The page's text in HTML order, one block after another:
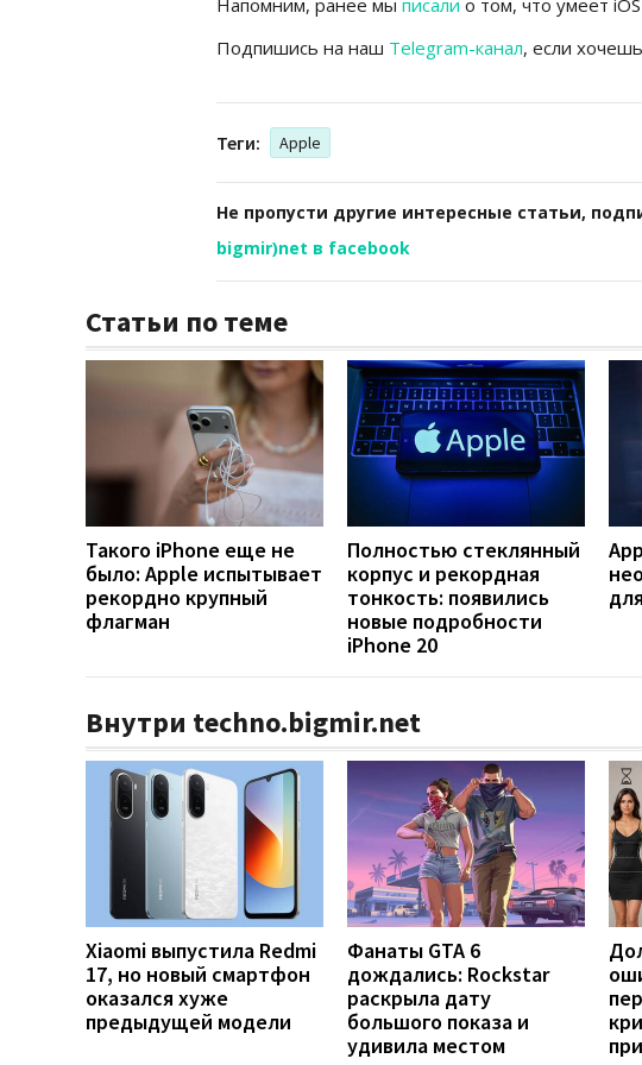
Подпишись на наш Telegram-канал, если
Теги: Apple
Не пропусти другие интересные статьи,
bigmir)net в facebook
Статьи по теме
Такого iPhone еще не
было: Apple испытывает
рекордно крупный
флагман
Полностью стеклянный
корпус и рекордная
тонкость: появились
новые подробности
iPhone 20
Внутри techno.bigmir.net
Xiaomi выпустила Redmi
17, но новый смартфон
оказался хуже
предыдущей модели
Фанаты GTA 6
дождались: Rockstar
раскрыла дату
большого показа и
удивила местом